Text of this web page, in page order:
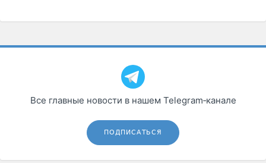
Все главные новости в нашем Telegram‑канале
ПОДПИСАТЬСЯ